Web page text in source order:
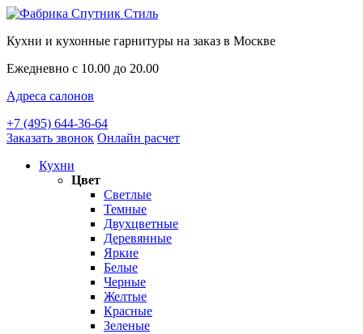
Кухни и кухонные гарнитуры на заказ в Москве
Ежедневно с 10.00 до 20.00
Адреса салонов
+7 (495) 644-36-64
Заказать звонок Онлайн расчет
Кухни
Цвет
Светлые
Темные
Двухцветные
Деревянные
Яркие
Белые
Черные
Желтые
Красные
Зеленые